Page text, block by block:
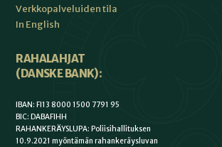
Verkkopalveluiden tila
In English
RAHALAHJAT
(DANSKE BANK):
IBAN: FI13 8000 1500 7791 95
BIC: DABAFIHH
RAHANKERÄYSLUPA: Poliisihallituksen
10.9.2021 myöntämän rahankeräysluvan